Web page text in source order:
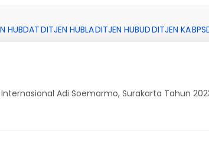
HUBDATDITJEN HUBLADITJEN HUBUDDITJEN KA
Adi Soemarmo, Surakarta Tahun